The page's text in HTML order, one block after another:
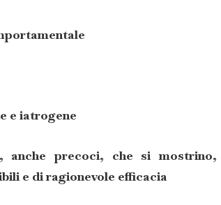
e iatrogene
anche precoci, che si mostrino,
e di ragionevole efficacia